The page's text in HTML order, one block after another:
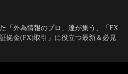
「外為情報のプロ」達が集う、「FX
拠金(FX)取引」に役立つ最新＆必見